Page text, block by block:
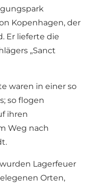
Kopenhagen, der
Er lieferte die
„Sanct
waren in einer so
so flogen
ihren
Weg nach
Lagerfeuer
Orten,